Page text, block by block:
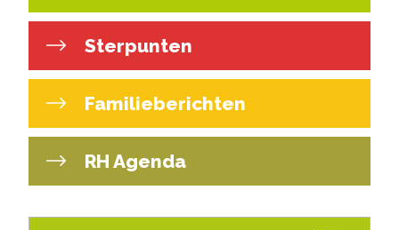
Sterpunten
Familieberichten
RH Agenda